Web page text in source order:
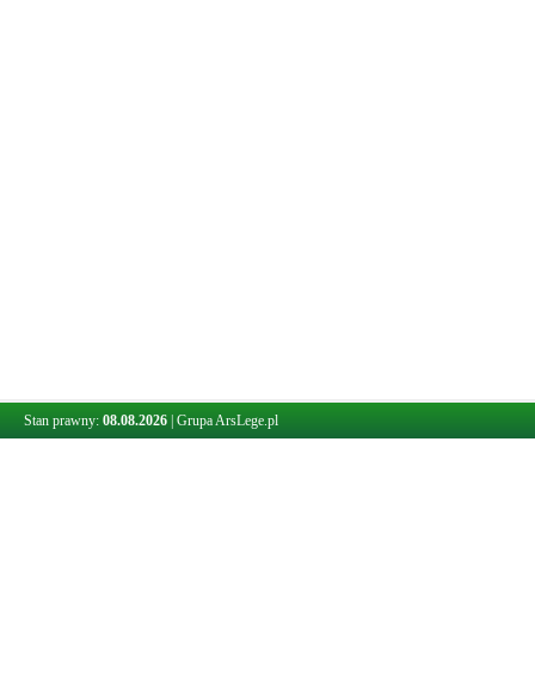
Stan prawny: 08.08.2026 Grupa ArsLege.pl